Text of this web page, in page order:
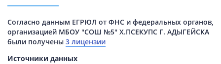
Согласно данным ЕГРЮЛ от ФНС и федеральных органов,
организацией МБОУ "СОШ №5" Х.ПСЕКУПС Г. АДЫГЕЙСКА
были получены 3 лицензии
Источники данных